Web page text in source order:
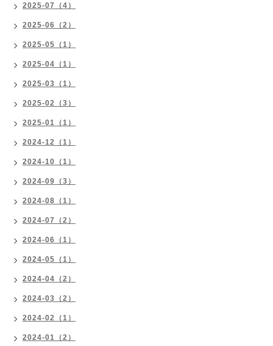
2025-07（4）
2025-06（2）
2025-05（1）
2025-04（1）
2025-03（1）
2025-02（3）
2025-01（1）
2024-12（1）
2024-10（1）
2024-09（3）
2024-08（1）
2024-07（2）
2024-06（1）
2024-05（1）
2024-04（2）
2024-03（2）
2024-02（1）
2024-01（2）